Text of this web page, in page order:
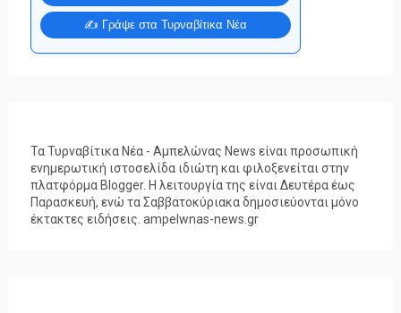
✍️ Γράψε στα Τυρναβίτικα Νέα
Τα Τυρναβίτικα Νέα - Αμπελώνας News είναι προσωπική
ενημερωτική ιστοσελίδα ιδιώτη και φιλοξενείται στην
πλατφόρμα Blogger. Η λειτουργία της είναι Δευτέρα έως
Παρασκευή, ενώ τα Σαββατοκύριακα δημοσιεύονται μόνο
έκτακτες ειδήσεις. ampelwnas-news.gr